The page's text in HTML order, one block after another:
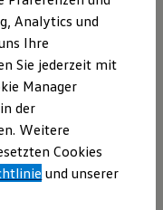
Gebrauchtwagen
Gebrauchtwagen
|
&
Analytics und
Ihre
Sie jederzeit mit
Manager
der
Weitere
Cookies
und unserer